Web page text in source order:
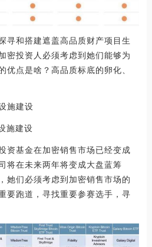
寻和搭建遮盖高品质财产项目生
密投资人必须考虑到她们能够为
优点是啥？高品质标底的卵化、
施建设
施建设
资基金在加密销售市场已经变成
将在未来两年将变成大盘蓝筹
她们必须考虑到加密销售市场的
要跑道，寻找重要参赛选手，寻